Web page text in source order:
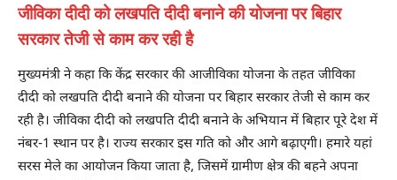
जीविका दीदी को लखपति दीदी बनाने की योजना पर बिहार
सरकार तेजी से काम कर रही है
मुख्यमंत्री ने कहा कि केंद्र सरकार की आजीविका योजना के तहत जीविका
दीदी को लखपति दीदी बनाने की योजना पर बिहार सरकार तेजी से काम कर
रही है। जीविका दीदी को लखपति दीदी बनाने के अभियान में बिहार पूरे देश में
नंबर-1 स्थान पर है। राज्य सरकार इस गति को और आगे बढ़ाएगी। हमारे यहां
सरस मेले का आयोजन किया जाता है, जिसमें ग्रामीण क्षेत्र की बहने अपना